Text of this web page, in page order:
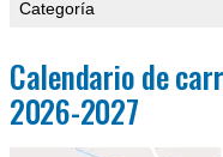
Categoría
Calendario de
2026-2027